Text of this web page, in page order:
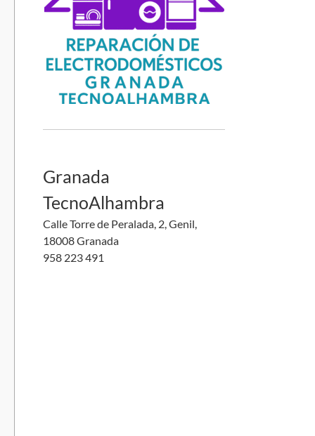
Granada
TecnoAlhambra
Calle Torre de Peralada, 2, Genil,
18008 Granada
958 223 491